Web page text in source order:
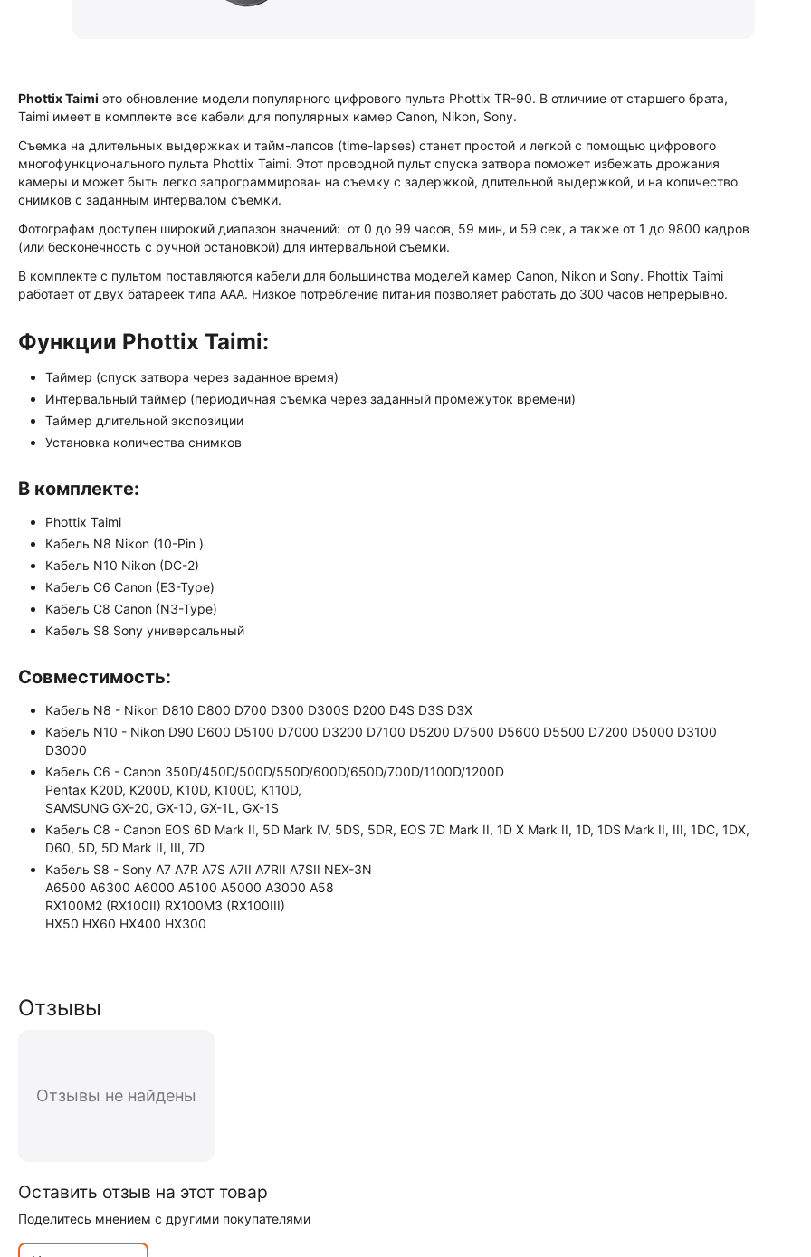
Phottix Taimi это обновление модели популярного цифрового пульта Phottix TR-90. В отличиие от старшего брата,
Taimi имеет в комплекте все кабели для популярных камер Canon, Nikon, Sony.
Съемка на длительных выдержках и тайм-лапсов (time-lapses) станет простой и легкой с помощью цифрового
многофункционального пульта Phottix Taimi. Этот проводной пульт спуска затвора поможет избежать дрожания
камеры и может быть легко запрограммирован на съемку с задержкой, длительной выдержкой, и на количество
снимков с заданным интервалом съемки.
Фотографам доступен широкий диапазон значений: от 0 до 99 часов, 59 мин, и 59 сек, а также от 1 до 9800 кадров
(или бесконечность с ручной остановкой) для интервальной съемки.
В комплекте с пультом поставляются кабели для большинства моделей камер Canon, Nikon и Sony. Phottix Taimi
работает от двух батареек типа ААА. Низкое потребление питания позволяет работать до 300 часов непрерывно.
Функции Phottix Taimi:
Таймер (спуск затвора через заданное время)
Интервальный таймер (периодичная съемка через заданный промежуток времени)
Таймер длительной экспозиции
Установка количества снимков
В комплекте:
Phottix Taimi
Кабель N8 Nikon (10-Pin )
Кабель N10 Nikon (DC-2)
Кабель C6 Canon (E3-Type)
Кабель C8 Canon (N3-Type)
Кабель S8 Sony универсальный
Совместимость:
Кабель N8 - Nikon D810 D800 D700 D300 D300S D200 D4S D3S D3X
Кабель N10 - Nikon D90 D600 D5100 D7000 D3200 D7100 D5200 D7500 D5600 D5500 D7200 D5000 D3100
D3000
Кабель C6 - Canon 350D/450D/500D/550D/600D/650D/700D/1100D/1200D
Pentax K20D, K200D, K10D, K100D, K110D,
SAMSUNG GX-20, GX-10, GX-1L, GX-1S
Кабель C8 - Canon EOS 6D Mark II, 5D Mark IV, 5DS, 5DR, EOS 7D Mark II, 1D X Mark II, 1D, 1DS Mark II, III, 1DC, 1DX,
D60, 5D, 5D Mark II, III, 7D
Кабель S8 - Sony A7 A7R A7S A7II A7RII A7SII NEX-3N
A6500 A6300 A6000 A5100 A5000 A3000 A58
RX100M2 (RX100II) RX100M3 (RX100III)
HX50 HX60 HX400 HX300
Отзывы
Отзывы не найдены
Оставить отзыв на этот товар
Поделитесь мнением с другими покупателями